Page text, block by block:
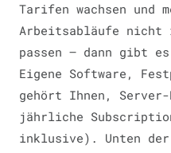
Tarifen wachsen und
Arbeitsabläufe nicht
passen — dann gibt
Eigene Software,
gehört Ihnen,
jährliche
inklusive). Unten